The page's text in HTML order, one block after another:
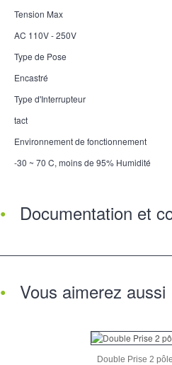
Tension Max
AC 110V - 250V
Type de Pose
Encastré
Type d'Interrupteur
tact
Environnement de fonctionnement
-30 ~ 70 C, moins de 95% Humidité
Documentation et
Vous aimerez aussi
Double Prise 2